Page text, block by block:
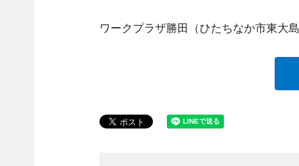
ワークプラザ勝田（ひたちなか市東大